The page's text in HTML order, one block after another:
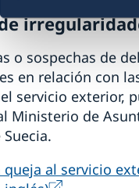
o sospechas de
en relación con
servicio exterior,
Ministerio de
queja al servicio